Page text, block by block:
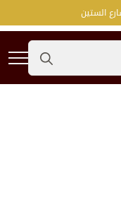
الستين
Search
for: